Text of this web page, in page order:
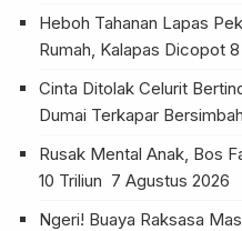
Heboh Tahanan Lapas
Rumah, Kalapas Dicopot
Cinta Ditolak Celurit
Dumai Terkapar
Rusak Mental Anak, Bos
10 Triliun 7 Agustus 2026
Ngeri! Buaya Raksasa